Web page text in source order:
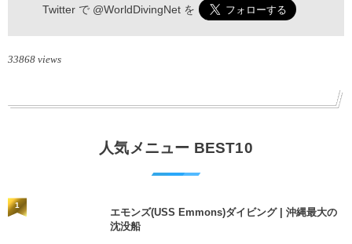
Twitter で @WorldDivingNetを
33868 views
人気メニュー BEST10
エモンズ(USS Emmons)ダイビング | 沖縄最大の
沈没船
1